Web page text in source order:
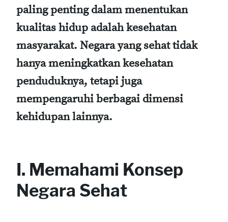
paling penting dalam menentukan
kualitas hidup adalah kesehatan
masyarakat. Negara yang sehat tidak
hanya meningkatkan kesehatan
penduduknya, tetapi juga
mempengaruhi berbagai dimensi
kehidupan lainnya.
I. Memahami Konsep
Negara Sehat